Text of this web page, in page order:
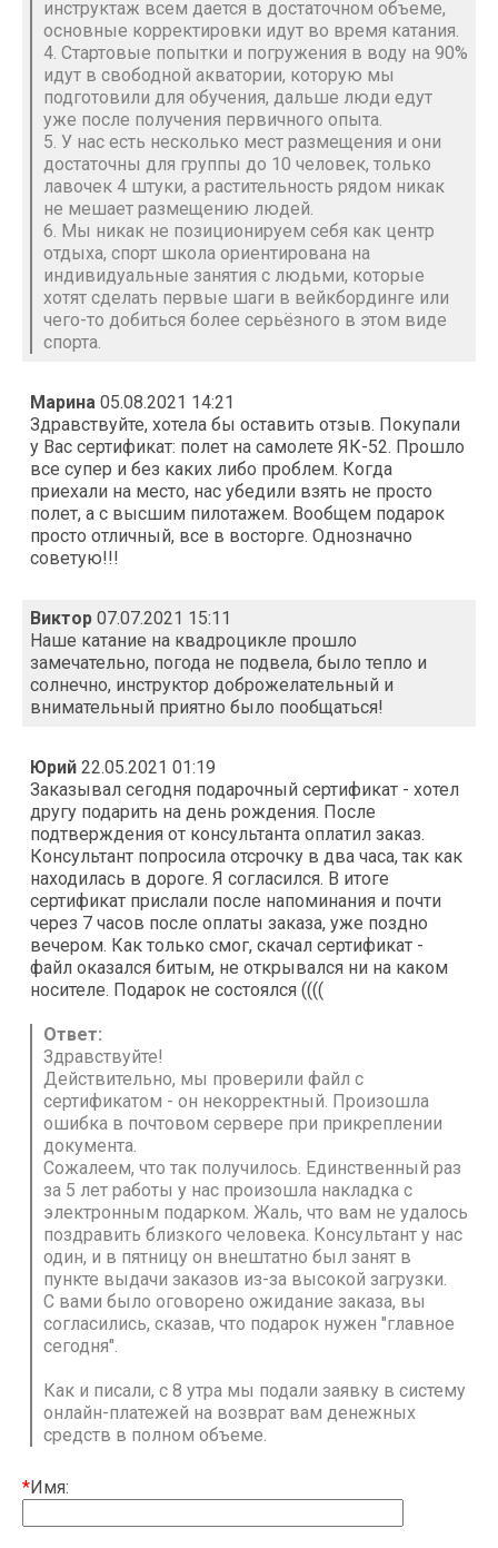
инструктаж всем дается в достаточном объеме,
основные корректировки идут во время катания.
4. Стартовые попытки и погружения в воду на 90%
идут в свободной акватории, которую мы
подготовили для обучения, дальше люди едут
уже после получения первичного опыта.
5. У нас есть несколько мест размещения и они
достаточны для группы до 10 человек, только
лавочек 4 штуки, а растительность рядом никак
не мешает размещению людей.
6. Мы никак не позиционируем себя как центр
отдыха, спорт школа ориентирована на
индивидуальные занятия с людьми, которые
хотят сделать первые шаги в вейкбординге или
чего-то добиться более серьёзного в этом виде
спорта.
Марина 05.08.2021 14:21
Здравствуйте, хотела бы оставить отзыв. Покупали
у Вас сертификат: полет на самолете ЯК-52. Прошло
все супер и без каких либо проблем. Когда
приехали на место, нас убедили взять не просто
полет, а с высшим пилотажем. Вообщем подарок
просто отличный, все в восторге. Однозначно
советую!!!
Виктор 07.07.2021 15:11
Наше катание на квадроцикле прошло
замечательно, погода не подвела, было тепло и
солнечно, инструктор доброжелательный и
внимательный приятно было пообщаться!
Юрий 22.05.2021 01:19
Заказывал сегодня подарочный сертификат - хотел
другу подарить на день рождения. После
подтверждения от консультанта оплатил заказ.
Консультант попросила отсрочку в два часа, так как
находилась в дороге. Я согласился. В итоге
сертификат прислали после напоминания и почти
через 7 часов после оплаты заказа, уже поздно
вечером. Как только смог, скачал сертификат -
файл оказался битым, не открывался ни на каком
носителе. Подарок не состоялся ((((
Ответ:
Здравствуйте!
Действительно, мы проверили файл с
сертификатом - он некорректный. Произошла
ошибка в почтовом сервере при прикреплении
документа.
Сожалеем, что так получилось. Единственный раз
за 5 лет работы у нас произошла накладка с
электронным подарком. Жаль, что вам не удалось
поздравить близкого человека. Консультант у нас
один, и в пятницу он внештатно был занят в
пункте выдачи заказов из-за высокой загрузки.
С вами было оговорено ожидание заказа, вы
согласились, сказав, что подарок нужен "главное
сегодня".
Как и писали, с 8 утра мы подали заявку в систему
онлайн-платежей на возврат вам денежных
средств в полном объеме.
*Имя: